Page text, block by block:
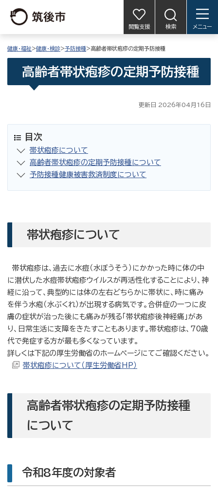
閲覧支援 検索 メニュー
健康・福祉>健康・検診>予防接種>高齢者帯状疱疹の定期予防接種
高齢者帯状疱疹の定期予防接種
更新日 2026年04月16日
目次
帯状疱疹について
高齢者帯状疱疹の定期予防接種について
予防接種健康被害救済制度について
帯状疱疹について
帯状疱疹は、過去に水痘（水ぼうそう）にかかった時に体の中
に潜伏した水痘帯状疱疹ウイルスが再活性化することにより、神
経に沿って、典型的には体の左右どちらかに帯状に、時に痛み
を伴う水疱（水ぶくれ）が出現する病気です。合併症の一つに皮
膚の症状が治った後にも痛みが残る「帯状疱疹後神経痛」があ
り、日常生活に支障をきたすこともあります。帯状疱疹は、70歳
代で発症する方が最も多くなっています。
詳しくは下記の厚生労働省のホームページにてご確認ください。
帯状疱疹について（厚生労働省HP）
高齢者帯状疱疹の定期予防接種
について
令和8年度の対象者